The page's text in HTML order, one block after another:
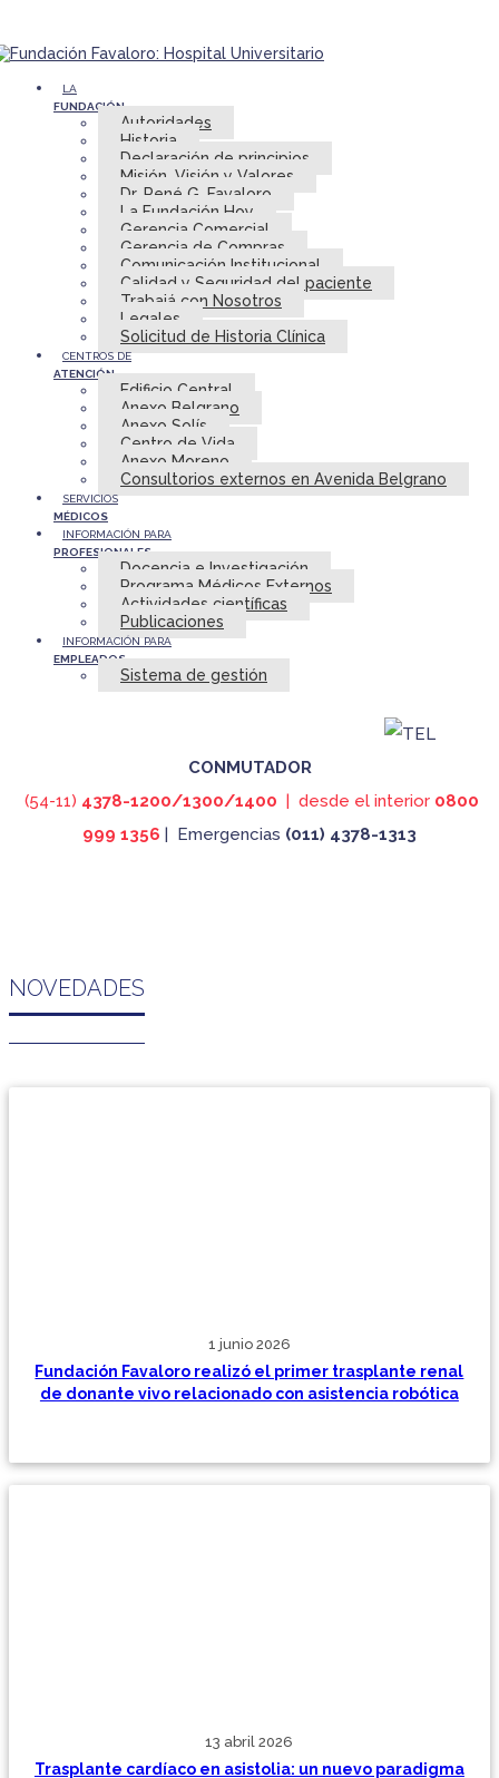
LA
FUNDACIÓN
Autoridades
Historia
Declaración de principios
Misión, Visión y Valores
Dr. René G. Favaloro
La Fundación Hoy
Gerencia Comercial
Gerencia de Compras
Comunicación Institucional
Calidad y Seguridad del paciente
Trabajá con Nosotros
Legales
Solicitud de Historia Clínica
CENTROS DE
ATENCIÓN
Edificio Central
Anexo Belgrano
Anexo Solís
Centro de Vida
Anexo Moreno
Consultorios externos en Avenida Belgrano
SERVICIOS
MÉDICOS
INFORMACIÓN PARA
PROFESIONALES
Docencia e Investigación
Programa Médicos Externos
Actividades científicas
Publicaciones
INFORMACIÓN PARA
EMPLEADOS
Sistema de gestión
CONMUTADOR
(54-11) 4378-1200/1300/1400 | desde el interior 0800
999 1356 | Emergencias (011) 4378-1313
NOVEDADES
Fundación Favaloro realizó el primer trasplante renal
de donante vivo relacionado con asistencia robótica
1 junio 2026
Trasplante cardíaco en asistolia: un nuevo paradigma
13 abril 2026